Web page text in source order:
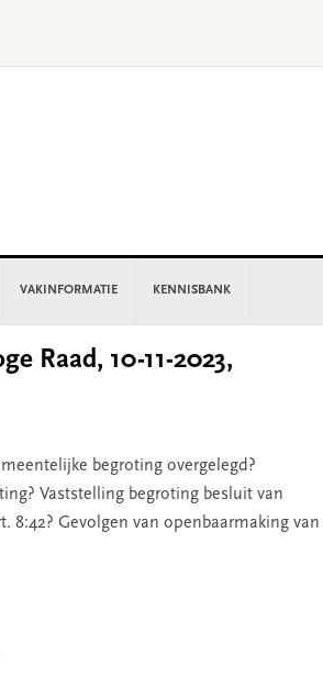
VAKINFORMATIE KENNISBANK
Raad, 10-11-2023,
begroting overgelegd?
Vaststelling begroting besluit van
8:42? Gevolgen van openbaarmaking van